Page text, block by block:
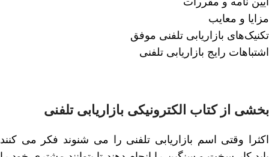
مزایا و معایب
تکنیک‌های بازاریابی تلفنی موفق
اشتباهات رایج بازاریابی تلفنی
بخشی از کتاب الکترونیکی بازاریابی تلفنی
اکثرا وقتی اسم بازاریابی تلفنی را می شنوند فکر می کنند